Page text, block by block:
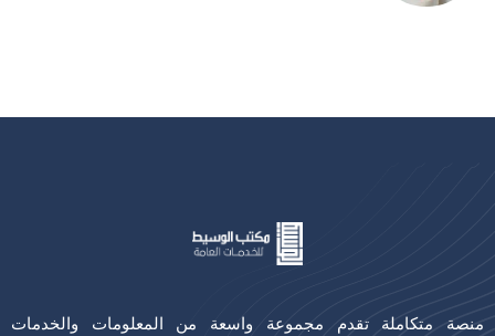
منصة متكاملة تقدم مجموعة واسعة من المعلومات والخدمات